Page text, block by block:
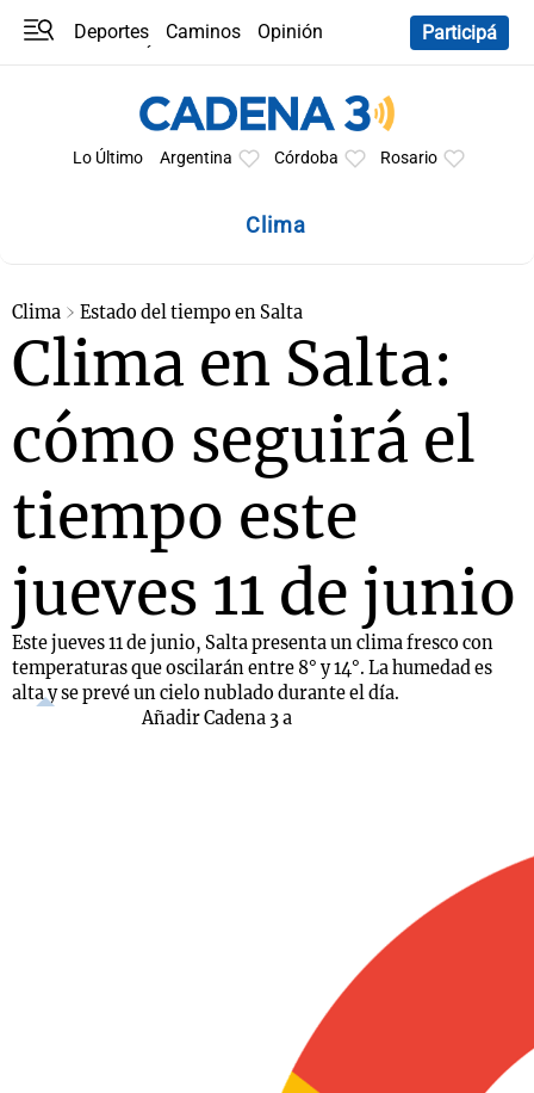
Deportes Caminos
Opinión
Participá
Lo Último Argentina Córdoba Rosario
Clima
Clima Estado del tiempo en Salta
Clima en Salta:
cómo seguirá el
tiempo este
jueves 11 de junio
Este jueves 11 de junio, Salta presenta un clima fresco con
temperaturas que oscilarán entre 8° y 14°. La humedad es
alta y se prevé un cielo nublado durante el día.
Añadir Cadena 3 a